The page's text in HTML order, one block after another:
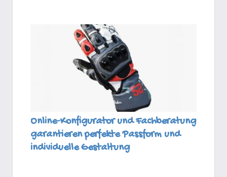
Online-Konfigurator und Fachberatung
garantieren perfekte Passform und
individuelle Gestaltung